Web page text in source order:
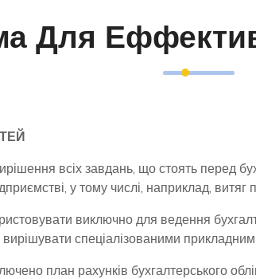
Для
всіх завдань, що стоять перед
у тому числі, наприклад,
виключно для ведення
вирішувати спеціалізованими
план рахунків бухгалтерського